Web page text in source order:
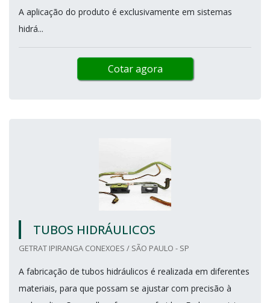
A aplicação do produto é exclusivamente em sistemas
hidrá...
Cotar agora
TUBOS HIDRÁULICOS
GETRAT IPIRANGA CONEXOES / SÃO PAULO - SP
A fabricação de tubos hidráulicos é realizada em diferentes
materiais, para que possam se ajustar com precisão à